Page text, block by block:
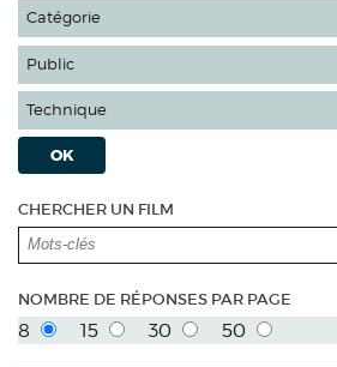
Catégorie
Public
Technique
OK
CHERCHER UN FILM
NOMBRE DE RÉPONSES PAR PAGE
8 15 30 50